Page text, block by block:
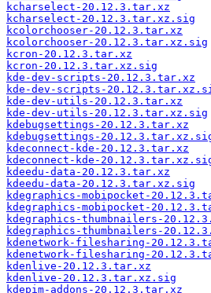
kcharselect-20.12.3.tar.xz
kcharselect-20.12.3.tar.xz.sig
kcolorchooser-20.12.3.tar.xz
kcolorchooser-20.12.3.tar.xz.sig
kcron-20.12.3.tar.xz
kcron-20.12.3.tar.xz.sig
kde-dev-scripts-20.12.3.tar.xz
kde-dev-scripts-
kde-dev-utils-20.12.3.tar.xz
kde-dev-utils-20.12.3.tar.xz.sig
kdebugsettings-20.12.3.tar.xz
kdebugsettings-
kdeconnect-kde-20.12.3.tar.xz
kdeconnect-kde-
kdeedu-data-20.12.3.tar.xz
kdeedu-data-20.12.3.tar.xz.sig
kdegraphics-mobipocket-
kdegraphics-mobipocket-
kdegraphics-thumbnailers-
kdegraphics-thumbnailers-
kdenetwork-filesharing-
kdenetwork-filesharing-
kdenlive-20.12.3.tar.xz
kdenlive-20.12.3.tar.xz.sig
kdepim-addons-20.12.3.tar.xz